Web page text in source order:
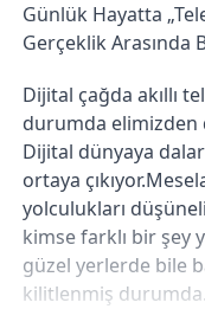
Günlük Hayatta
Gerçeklik Arasında
Dijital çağda akıllı
durumda elimizden
Dijital dünyaya
ortaya
yolculukları
kimse farklı bir şey
güzel yerlerde bile
kilitlenmiş